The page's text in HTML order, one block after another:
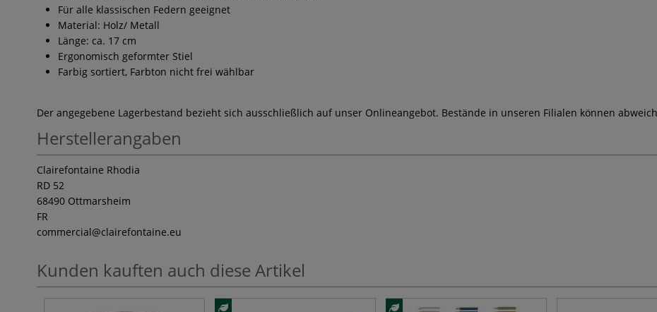
Für alle klassischen Federn geeignet
Material: Holz/ Metall
Länge: ca. 17 cm
Ergonomisch geformter Stiel
Farbig sortiert, Farbton nicht frei wählbar
Der angegebene Lagerbestand bezieht sich ausschließlich auf unser Onlineangebot. Bestände in unseren Filialen können
Herstellerangaben
Clairefontaine Rhodia
RD 52
68490 Ottmarsheim
FR
commercial@clairefontaine.eu
Kunden kauften auch diese Artikel